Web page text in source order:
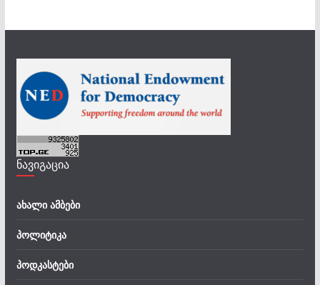
ნავიგაცია
ახალი ამბები
პოლიტიკა
პოდკასტები